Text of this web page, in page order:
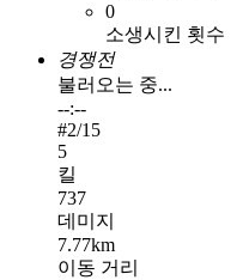
0
소생시킨 횟수
경쟁전
불러오는 중...
--:--
#2/15
5
킬
737
데미지
7.77km
이동 거리